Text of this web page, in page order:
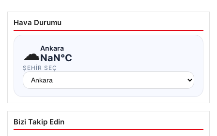
Hava Durumu
☁Ankara
NaN°C
ŞEHIR SEÇ
Bizi Takip Edin